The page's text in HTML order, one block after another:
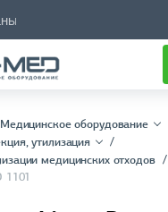
Медицинское оборудование
утилизация
медицинских отходов
1101